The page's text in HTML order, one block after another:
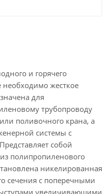
и горячего
необходимо жесткое
для
трубопроводу
поливочного крана, а
системы с
собой
полипропиленового
никелированная
сечения с поперечными
увеличивающими